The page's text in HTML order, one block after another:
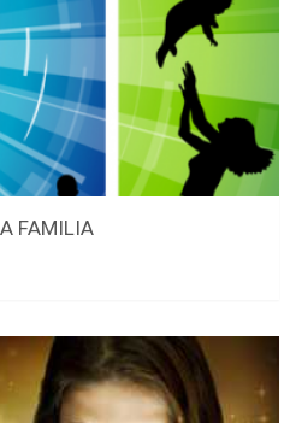
FAMILIA